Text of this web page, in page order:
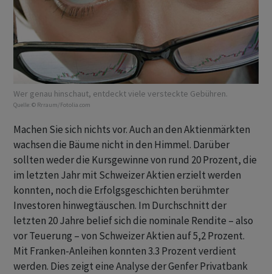
Wer genau hinschaut, entdeckt viele versteckte Gebühren.
Quelle: © Rrraum/Fotolia.com
Machen Sie sich nichts vor. Auch an den Aktienmärkten
wachsen die Bäume nicht in den Himmel. Darüber
sollten weder die Kursgewinne von rund 20 Prozent, die
im letzten Jahr mit Schweizer Aktien erzielt werden
konnten, noch die Erfolgsgeschichten berühmter
Investoren hinwegtäuschen. Im Durchschnitt der
letzten 20 Jahre belief sich die nominale Rendite – also
vor Teuerung – von Schweizer Aktien auf 5,2 Prozent.
Mit Franken-Anleihen konnten 3.3 Prozent verdient
werden. Dies zeigt eine Analyse der Genfer Privatbank